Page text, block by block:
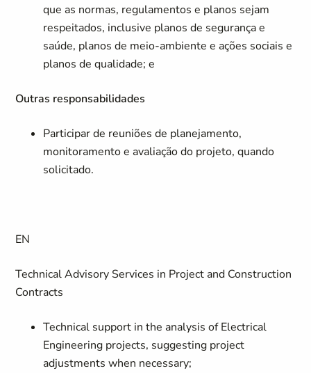
que as normas, regulamentos e planos sejam
respeitados, inclusive planos de segurança e
saúde, planos de meio-ambiente e ações sociais e
planos de qualidade; e
Outras responsabilidades
Participar de reuniões de planejamento,
monitoramento e avaliação do projeto, quando
solicitado.
EN
Technical Advisory Services in Project and Construction
Contracts
Technical support in the analysis of Electrical
Engineering projects, suggesting project
adjustments when necessary;